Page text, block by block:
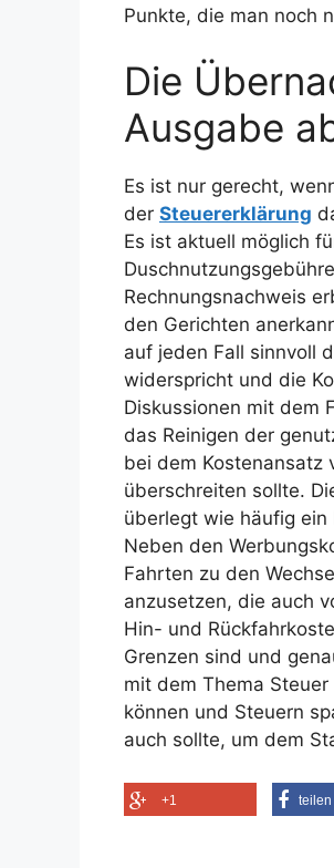
Punkte, die man noch
Die
Ausgabe
Es ist nur gerecht,
der Steuererklärung
Es ist aktuell möglich
Rechnungsnachweis
den Gerichten
auf jeden Fall sinnvoll
widerspricht und die
Diskussionen mit dem
das Reinigen der
bei dem Kostenansatz
überschreiten sollte.
überlegt wie häufig
Neben den
Fahrten zu den
anzusetzen, die auch
Hin- und
Grenzen sind und
mit dem Thema
können und Steuern
auch sollte, um dem
+1 teilen